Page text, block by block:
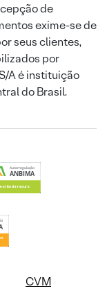
de
exime-se de
seus clientes,
por
A é instituição
do Brasil.
CVM